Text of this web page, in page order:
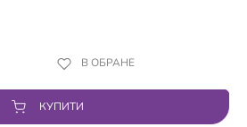
В ОБРАНЕ
КУПИТИ